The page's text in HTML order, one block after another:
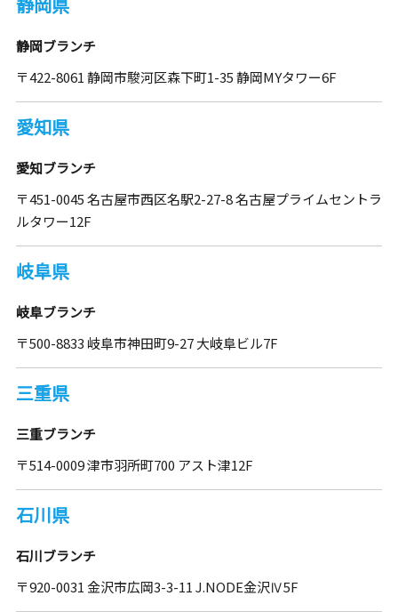
静岡ブランチ
〒422-8061 静岡市駿河区森下町1-35 静岡MYタワー6F
愛知県
愛知ブランチ
〒451-0045 名古屋市西区名駅2-27-8 名古屋プライムセントラ
ルタワー12F
岐阜県
岐阜ブランチ
〒500-8833 岐阜市神田町9-27 大岐阜ビル7F
三重県
三重ブランチ
〒514-0009 津市羽所町700 アスト津12F
石川県
石川ブランチ
〒920-0031 金沢市広岡3-3-11 J.NODE金沢Ⅳ5F